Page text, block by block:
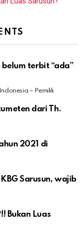
terbit “ada”
– Pemilik
dari Th.
2021 di
Sarusun, wajib
Bukan Luas